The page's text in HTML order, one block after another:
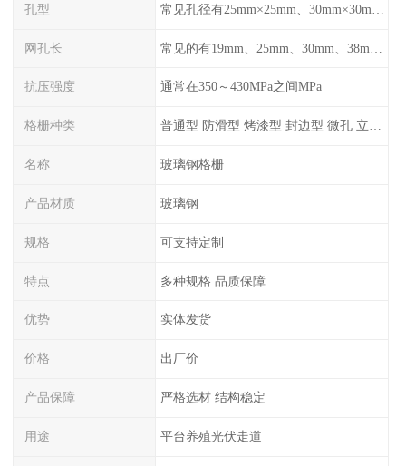
孔型
网孔长
抗压强度 通常在350～430MPa之间MPa
格栅种类 普通型 防滑型 ‌烤漆型 封边型 ‌微孔 立体 加砂覆面型 平面型
名称 玻璃钢格栅
产品材质 玻璃钢
规格 可支持定制
特点 多种规格 品质保障
优势 实体发货
价格 出厂价
产品保障 严格选材 结构稳定
用途 平台养殖光伏走道